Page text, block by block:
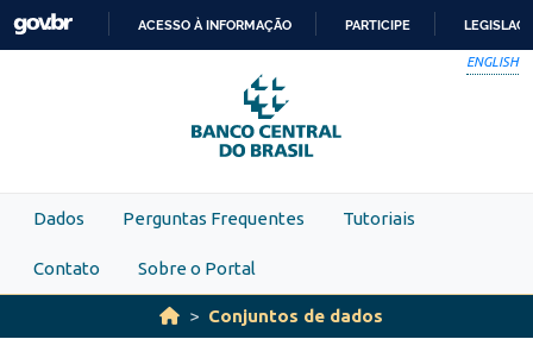
Skip to main content
PARA
O
CONTEÚDO
ACESSO À INFORMAÇÃO PARTICIPE
ENGLISH
Dados Perguntas Frequentes Tutoriais
Contato Sobre o Portal
Conjuntos de dados